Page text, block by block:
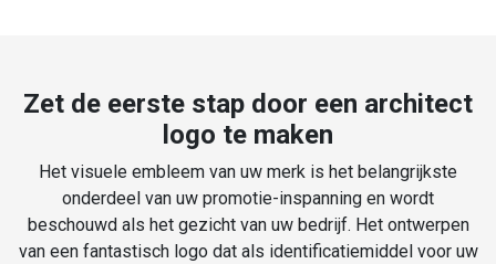
Zet de eerste stap door een architect
logo te maken
Het visuele embleem van uw merk is het belangrijkste
onderdeel van uw promotie-inspanning en wordt
beschouwd als het gezicht van uw bedrijf. Het ontwerpen
van een fantastisch logo dat als identificatiemiddel voor uw